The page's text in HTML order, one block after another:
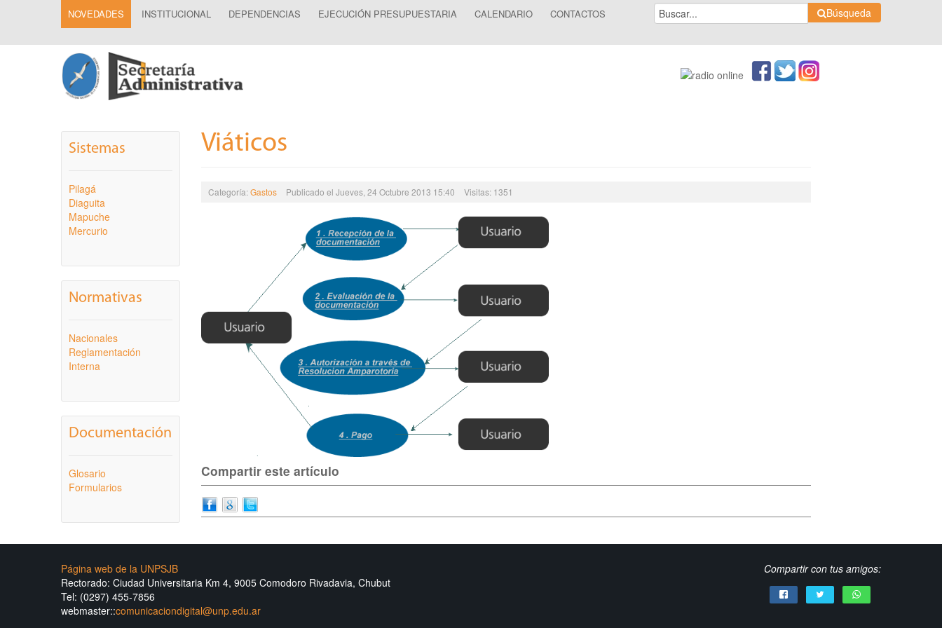
NOVEDADES INSTITUCIONAL DEPENDENCIAS EJECUCIÓN PRESUPUESTARIA CALENDARIO CONTACTOS Búsqueda
Sistemas
Pilagá
Diaguita
Mapuche
Mercurio
Normativas
Nacionales
Reglamentación
Interna
Documentación
Glosario
Formularios
Viáticos
Categoría:Gastos Publicado el Jueves, 24 Octubre 2013 15:40 Visitas: 1351
Compartir este artículo
Página web de la UNPSJB
Rectorado: Ciudad Universitaria Km 4, 9005 Comodoro Rivadavia, Chubut
Tel: (0297) 455-7856
webmaster::comunicaciondigital@unp.edu.ar
Compartir con tus amigos: